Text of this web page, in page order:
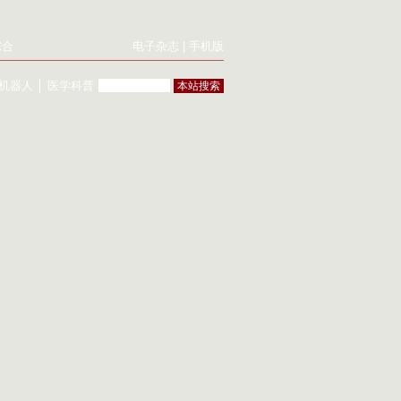
电子杂志 手机版
器人 医学科普